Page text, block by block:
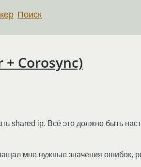
Поиск
Corosync)
shared ip. Всё это должно быть
мне нужные значения ошибок,